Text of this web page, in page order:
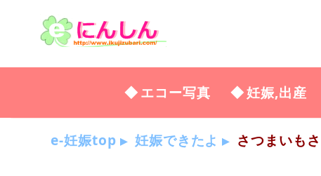
エコー写真 妊娠,出産
e-妊娠top 妊娠できたよ さつまいも